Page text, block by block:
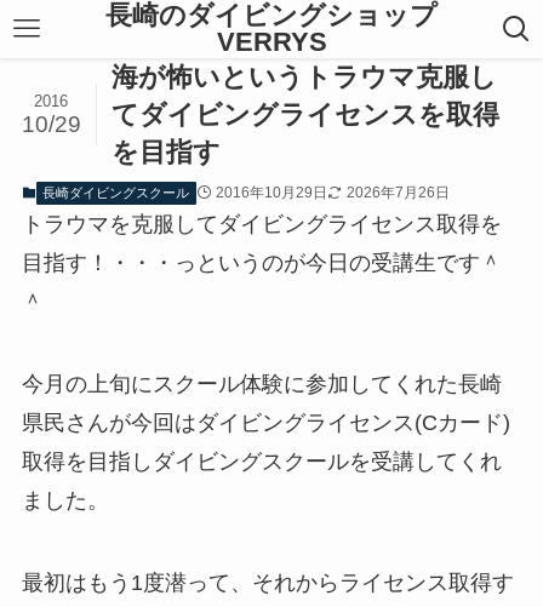
長崎のダイビングショップ
VERRYS
海が怖いというトラウマ克服し
てダイビングライセンスを取得
を目指す
2016
10/29
長崎ダイビングスクール 2016年10月29日 2026年7月26日
トラウマを克服してダイビングライセンス取得を
目指す！・・・っというのが今日の受講生です＾
＾
今月の上旬にスクール体験に参加してくれた長崎
県民さんが今回はダイビングライセンス(Cカード)
取得を目指しダイビングスクールを受講してくれ
ました。
最初はもう1度潜って、それからライセンス取得す